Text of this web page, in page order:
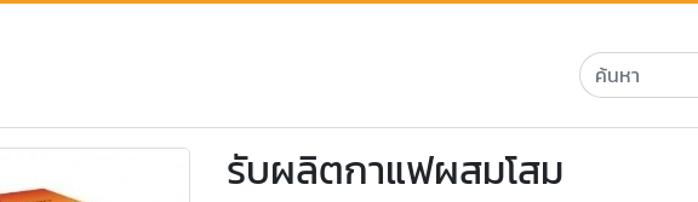
รับผลิตกาแฟผสมโสม